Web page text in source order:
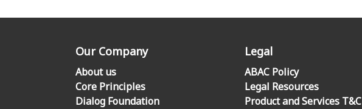
Our Company
About us
Core Principles
Dialog Foundation
Legal
ABAC Policy
Legal Resources
Product and Services T&C